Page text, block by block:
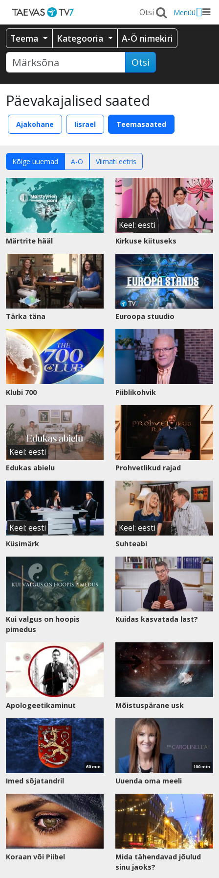
Menüü
Teema Kategooria A-Ö nimekiri
Otsi
Päevakajalised saated
Ajakohane Iisrael Teemasaated
Kõige uuemad A-Ö Viimati eetris
Märtrite hääl
Keel: eesti
Kirkuse kiituseks
Tärka täna Euroopa stuudio
Klubi 700 Piiblikohvik
Keel: eesti
Edukas abielu Prohvetlikud rajad
Keel: eesti
Küsimärk
Keel: eesti
Suhteabi
Kui valgus on hoopis
pimedus
Kuidas kasvatada last?
Apologeetikaminut Mõistuspärane usk
Vaata
saadet
60 min
Imed sõjatandril
Vaata
saadet
100 min
Uuenda oma meeli
Koraan või Piibel
Mida tähendavad jõulud
sinu jaoks?